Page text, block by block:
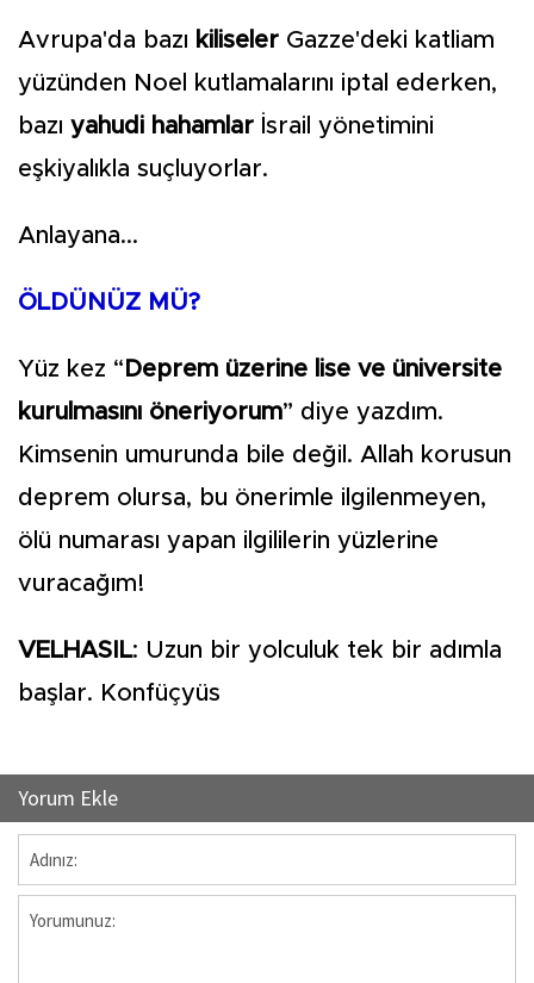
Avrupa'da bazı kiliseler Gazze'deki katliam
yüzünden Noel kutlamalarını iptal ederken,
bazı yahudi hahamlar İsrail yönetimini
eşkiyalıkla suçluyorlar.
Anlayana...
ÖLDÜNÜZ MÜ?
Yüz kez “ Deprem üzerine lise ve üniversite
kurulmasını öneriyorum” diye yazdım.
Kimsenin umurunda bile değil. Allah korusun
deprem olursa, bu önerimle ilgilenmeyen,
ölü numarası yapan ilgililerin yüzlerine
vuracağım!
VELHASIL: Uzun bir yolculuk tek bir adımla
başlar. Konfüçyüs
Yorum Ekle